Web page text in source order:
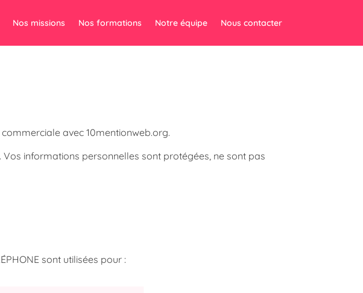
Nos missions Nos formations Notre équipe Nous contacter
avec 10mentionweb.org.
informations personnelles sont protégées, ne sont pas
sont utilisées pour :